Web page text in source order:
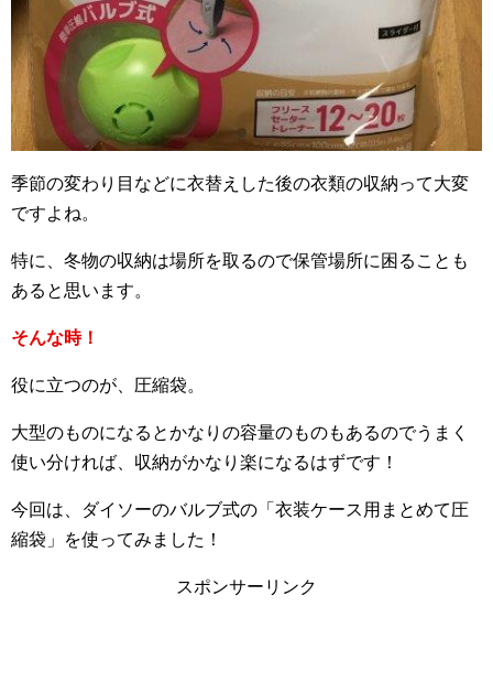
季節の変わり目などに衣替えした後の衣類の収納って大変
ですよね。
特に、冬物の収納は場所を取るので保管場所に困ることも
あると思います。
そんな時！
役に立つのが、圧縮袋。
大型のものになるとかなりの容量のものもあるのでうまく
使い分ければ、収納がかなり楽になるはずです！
今回は、ダイソーのバルブ式の「衣装ケース用まとめて圧
縮袋」を使ってみました！
スポンサーリンク